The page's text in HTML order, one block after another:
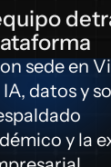
sede en
datos y
y la